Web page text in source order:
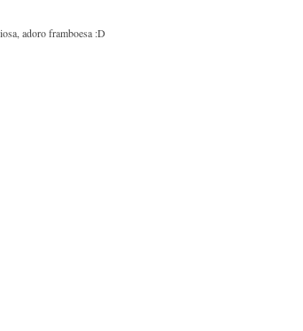
adoro framboesa :D